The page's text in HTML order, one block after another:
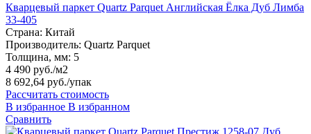
Кварцевый паркет Quartz Parquet Английская Ёлка Дуб Лимба
33-405
Страна: Китай
Производитель: Quartz Parquet
Толщина, мм: 5
4 490 руб./м2
8 692,64 руб./упак
Рассчитать стоимость
В избранное В избранном
Сравнить